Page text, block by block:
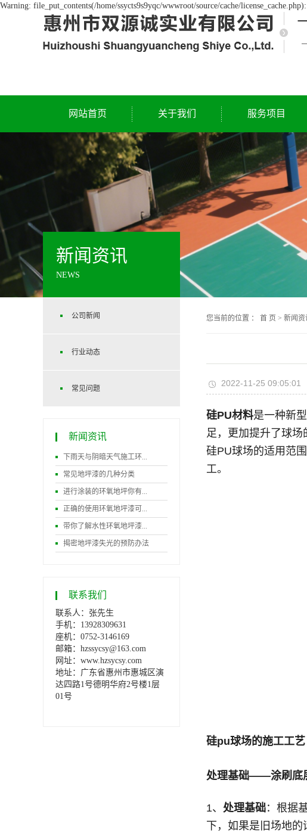
Warning: file_put_contents(/home/ssycts9s9yqc/wwwroot/source/cache/
网站首页 关于我们
资质荣誉
服务项目
新闻资讯
NEWS
公司新闻
行业动态
常见问题
新闻资讯
下雨天与阴暗天气施工环...
常见地坪漆的几种分类
进行涂装的环氧地坪你有...
正确的使用环氧地坪漆可...
带你了解水性环氧地坪漆...
揭密地坪漆失光的预防办法
联系我们
联系人：张先生
手机：13928309631
座机：0752-3146169
邮箱：hzssycsy@163.com
网址：www.hzsycsy.com
地址： 广东省惠州市惠城区演
达四路1号德明华府2号楼1层
01号
您当前的位置 ： 首 页 > 新闻资
2022-11-25 09:05:01
硅PU材料是一种新
足，更加提升了球场
硅PU球场的适用范围
工。
硅pu球场的施工工艺
处理基础——涂刷
1、 处理基础：根据
下，如果是旧场地